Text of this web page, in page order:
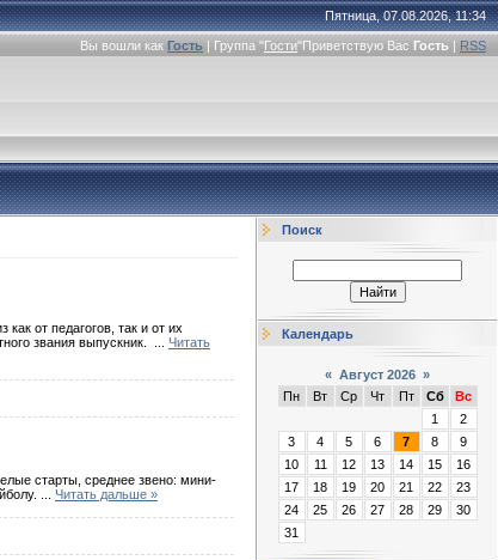
Пятница, 07.08.2026, 11:34
Вы вошли как Гость | Группа "Гости"Приветствую Вас Гость | RSS
от педагогов, так и от их
звания выпускник.
Читать
старты, среднее звено: мини-
Читать дальше »
Поиск
Календарь
« Август 2026 »
Пн
Вт Ср Чт Пт Сб
Вс
1
2
3
4 5 6 7 8
9
10
11 12 13 14 15
16
17
18 19 20 21 22
23
24
25 26 27 28 29
30
31